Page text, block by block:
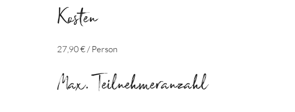
Kosten
27,90 € / Person
Max. Teilnehmeranzahl